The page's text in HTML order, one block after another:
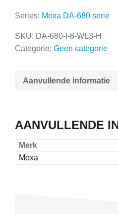
Series: Moxa DA-680 serie
SKU: DA-680-I-8-WL3-H
Categorie: Geen categorie
Aanvullende informatie
AANVULLENDE
Merk
Moxa